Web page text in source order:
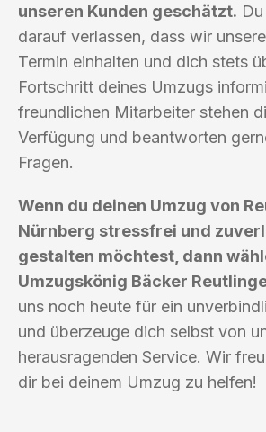
unseren Kunden geschätzt.
darauf verlassen, dass wir
Termin einhalten und dich stets
Fortschritt deines Umzugs
freundlichen Mitarbeiter stehen
Verfügung und beantworten
Fragen.
Wenn du deinen Umzug von
Nürnberg stressfrei und
gestalten möchtest, dann
Umzugskönig Bäcker
uns noch heute für ein
und überzeuge dich selbst von
herausragenden Service. Wir
dir bei deinem Umzug zu helfen!